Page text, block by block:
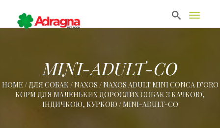
T
v
i
MINI-ADULT-CO
HOME / ДЛЯ СОБАК /NAXOS /NAXOS ADULT MINI CONCA D’ORO
КОРМ ДЛЯ МАЛЕНЬКИХ ДОРОСЛИХ СОБАК З КАЧКОЮ,
ІНДИЧКОЮ, КУРКОЮ /MINI-ADULT-CO